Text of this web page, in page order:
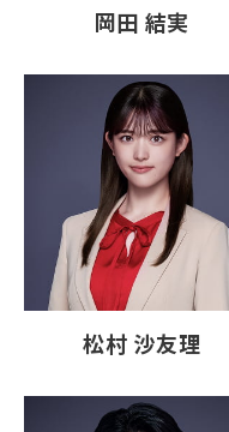
岡田 結実
松村 沙友理